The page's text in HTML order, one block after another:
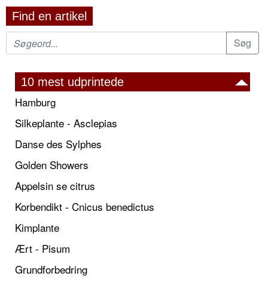
Find en artikel
10 mest udprintede
Hamburg
Silkeplante - Asclepias
Danse des Sylphes
Golden Showers
Appelsin se citrus
Korbendikt - Cnicus benedictus
Kimplante
Ært - Pisum
Grundforbedring